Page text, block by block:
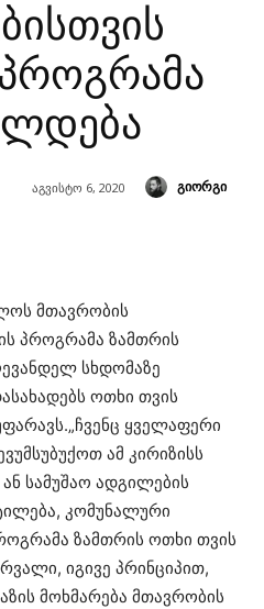
გიორგი
აგვისტო 6, 2020
მთავრობის
პროგრამა ზამთრის
სხდომაზე
ოთხი თვის
ყველაფერი
ამ კირიზისს
სამუშაო ადგილების
კომუნალური
ზამთრის ოთხი თვის
იგივე პრინციპით,
მოხმარება მთავრობის